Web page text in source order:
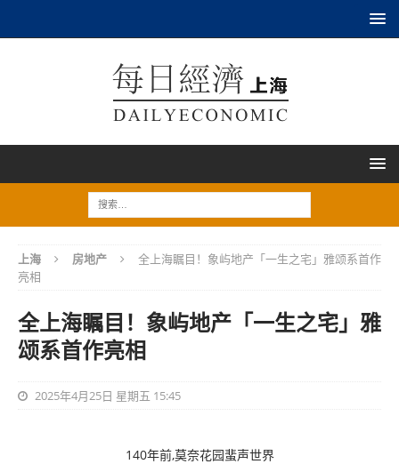
上海 房地产
全上海瞩目！象屿地产「一生之宅」雅颂系首作
亮相
全上海瞩目！象屿地产「一生之宅」雅
颂系首作亮相
2025年4月25日 星期五 15:45
140年前,莫奈花园蜚声世界